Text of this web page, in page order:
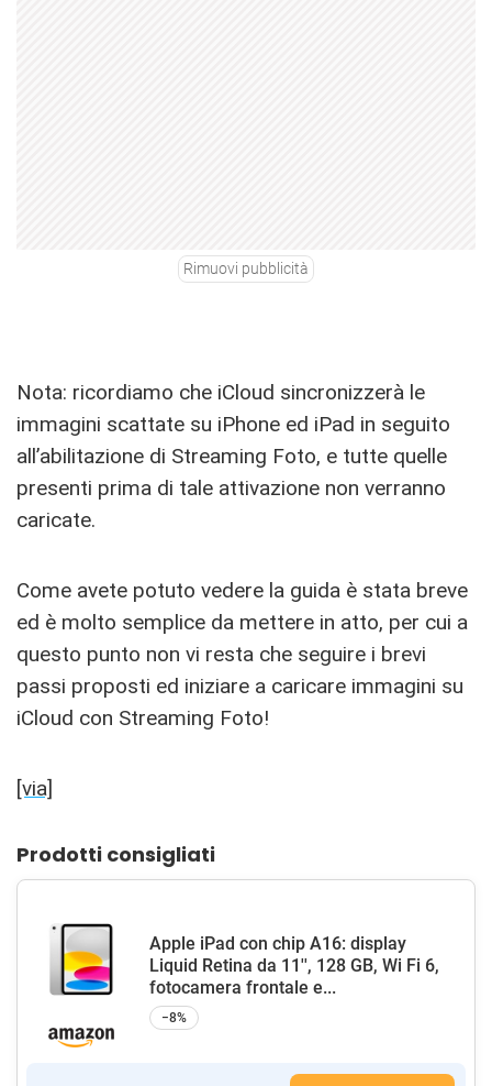
Rimuovi pubblicità
Nota: ricordiamo che iCloud sincronizzerà le
immagini scattate su iPhone ed iPad in seguito
all’abilitazione di Streaming Foto, e tutte quelle
presenti prima di tale attivazione non verranno
caricate.
Come avete potuto vedere la guida è stata breve
ed è molto semplice da mettere in atto, per cui a
questo punto non vi resta che seguire i brevi
passi proposti ed iniziare a caricare immagini su
iCloud con Streaming Foto!
[via]
Prodotti consigliati
Apple iPad con chip A16: display
Liquid Retina da 11'', 128 GB, Wi Fi 6,
fotocamera frontale e...
−8%